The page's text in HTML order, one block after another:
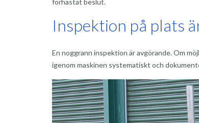
förhastat beslut.
Inspektion på plats
En noggrann inspektion är avgörande. Om
igenom maskinen systematiskt och